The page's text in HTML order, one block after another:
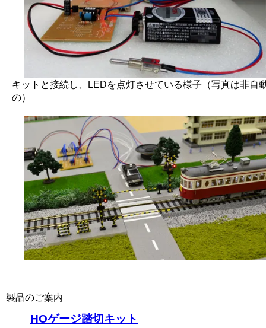
キットと接続し、LEDを点灯させている様子（写真は非自
の）
製品のご案内
HOゲージ踏切キット